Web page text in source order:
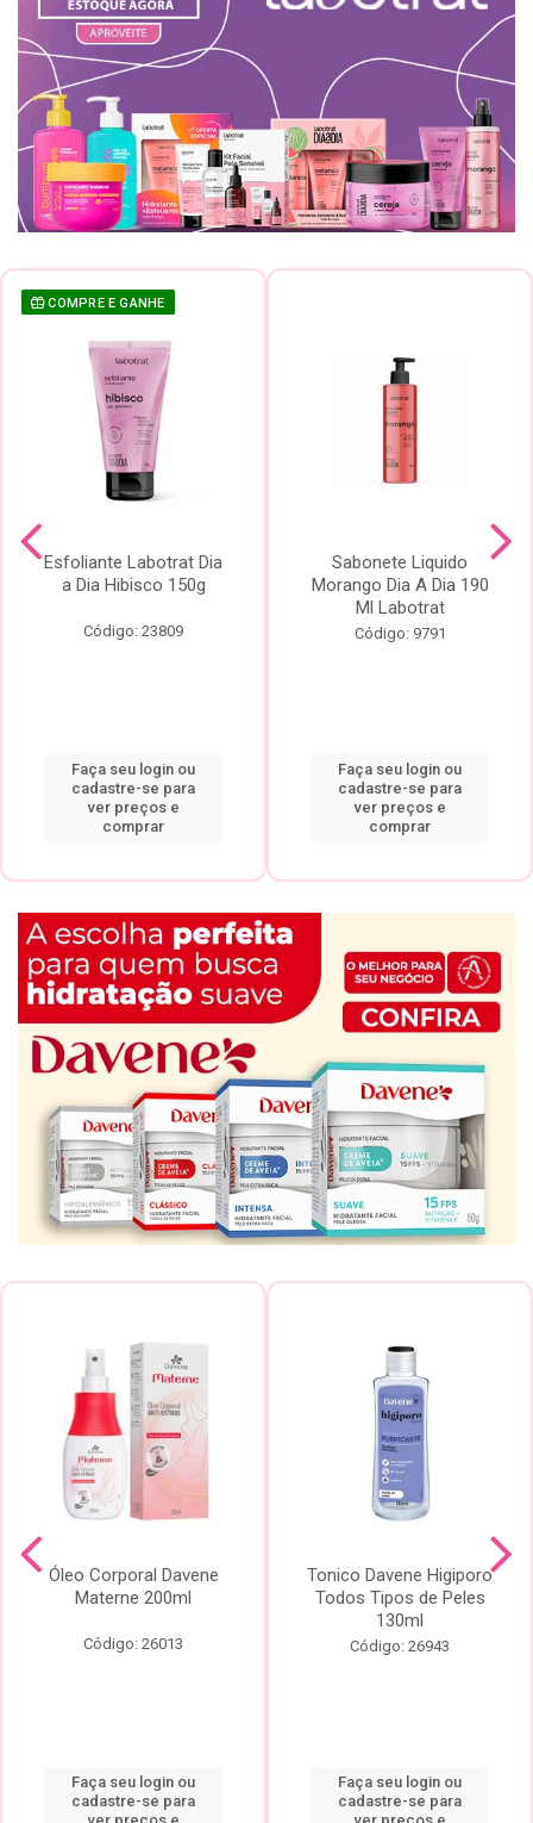
COMPRE E GANHE
Esfoliante Labotrat Dia
a Dia Hibisco 150g
Código: 23809
Faça seu login ou
cadastre-se para
ver preços e
comprar
Sabonete Liquido
Morango Dia A Dia 190
Ml Labotrat
Código: 9791
Faça seu login ou
cadastre-se para
ver preços e
comprar
Óleo Corporal Davene
Materne 200ml
Código: 26013
Faça seu login ou
cadastre-se para
Tonico Davene Higiporo
Todos Tipos de Peles
130ml
Código: 26943
Faça seu login ou
cadastre-se para